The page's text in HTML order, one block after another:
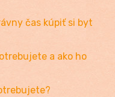
čas kúpiť si byt
a ako ho